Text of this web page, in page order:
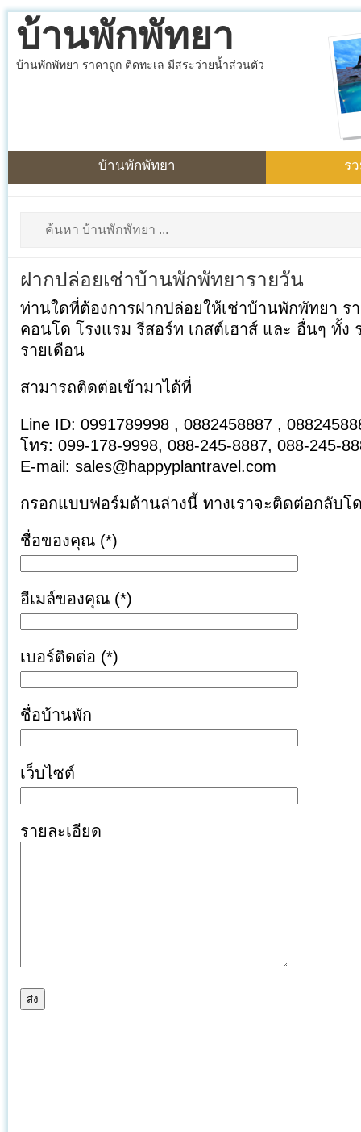
บ้านพักพัทยา
บ้านพักพัทยา ราคาถูก ติดทะเล มีสระว่ายน้ำส่วนตัว
บ้านพักพัทยา ร
ฝากปล่อยเช่าบ้านพักพัทยารายวัน
ท่านใดที่ต้องการฝากปล่อยให้เช่าบ้านพักพัทยา ร
คอนโด โรงแรม รีสอร์ท เกสต์เฮาส์ และ อื่นๆ ทั้ง
รายเดือน
สามารถติดต่อเข้ามาได้ที่
Line ID: 0991789998 , 0882458887 ,
โทร: 099-178-9998, 088-245-8887, 088-245-
E-mail: sales@happyplantravel.com
กรอกแบบฟอร์มด้านล่างนี้ ทางเราจะติดต่อกลับโ
ชื่อของคุณ (*)
อีเมล์ของคุณ (*)
เบอร์ติดต่อ (*)
ชื่อบ้านพัก
เว็บไซต์
รายละเอียด